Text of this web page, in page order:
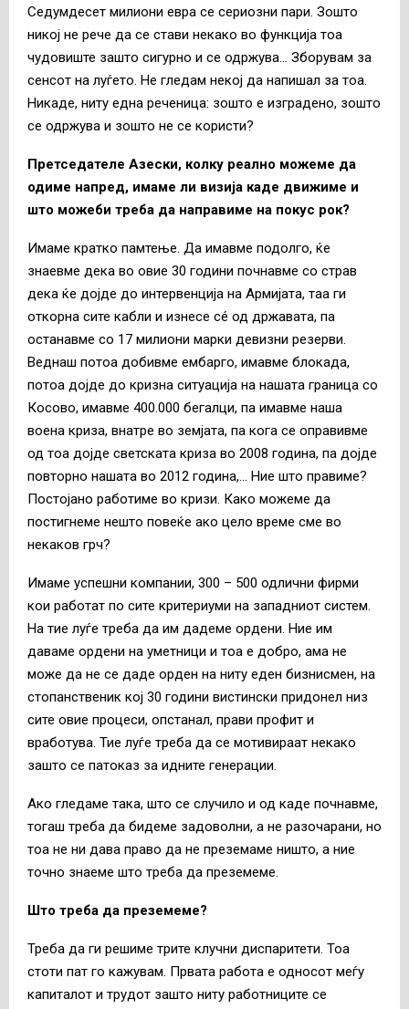
Седумдесет милиони евра се сериозни пари. Зошто
никој не рече да се стави некако во функција тоа
чудовиште зашто сигурно и се одржува… Зборувам за
сенсот на луѓето. Не гледам некој да напишал за тоа.
Никаде, ниту една реченица: зошто е изградено, зошто
се одржува и зошто не се користи?
Претседателе Азески, колку реално можеме да
одиме напред, имаме ли визија каде движиме и
што можеби треба да направиме на покус рок?
Имаме кратко памтење. Да имавме подолго, ќе
знаевме дека во овие 30 години почнавме со страв
дека ќе дојде до интервенција на Армијата, таа ги
откорна сите кабли и изнесе сé од државата, па
останавме со 17 милиони марки девизни резерви.
Веднаш потоа добивме ембарго, имавме блокада,
потоа дојде до кризна ситуација на нашата граница со
Косово, имавме 400.000 бегалци, па имавме наша
воена криза, внатре во земјата, па кога се оправивме
од тоа дојде светската криза во 2008 година, па дојде
повторно нашата во 2012 година,… Ние што правиме?
Постојано работиме во кризи. Како можеме да
постигнеме нешто повеќе ако цело време сме во
некаков грч?
Имаме успешни компании, 300 – 500 одлични фирми
кои работат по сите критериуми на западниот систем.
На тие луѓе треба да им дадеме ордени. Ние им
даваме ордени на уметници и тоа е добро, ама не
може да не се даде орден на ниту еден бизнисмен, на
стопанственик кој 30 години вистински придонел низ
сите овие процеси, опстанал, прави профит и
вработува. Тие луѓе треба да се мотивираат некако
зашто се патоказ за идните генерации.
Ако гледаме така, што се случило и од каде почнавме,
тогаш треба да бидеме задоволни, а не разочарани, но
тоа не ни дава право да не преземаме ништо, а ние
точно знаеме што треба да преземеме.
Што треба да преземеме?
Треба да ги решиме трите клучни диспаритети. Тоа
стоти пат го кажувам. Првата работа е односот меѓу
капиталот и трудот зашто ниту работниците се